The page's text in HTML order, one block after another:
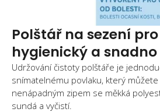
Polštář na sezení
hygienický a snadno
Udržování čistoty polštáře je
snímatelnému povlaku, který
nenápadným zipem se měkká
sundá a vyčistí.